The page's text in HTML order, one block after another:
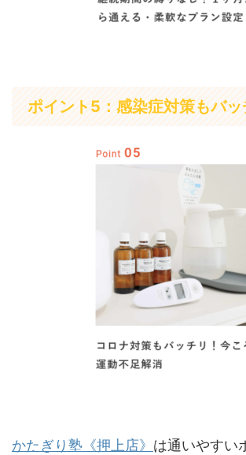
ポイント5：感染症対策もバッ
かたぎり塾《押上店》 は通いやすい